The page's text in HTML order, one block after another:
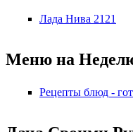
Лада Нива 2121
Меню на
Рецепты блюд -